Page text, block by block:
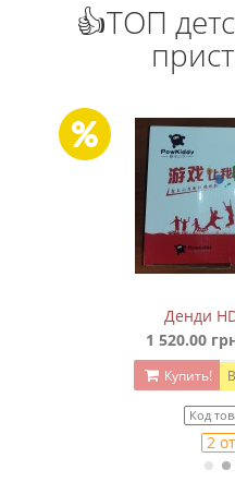
👍ТОП
Денди
1 520.00
Купить!
Код
2